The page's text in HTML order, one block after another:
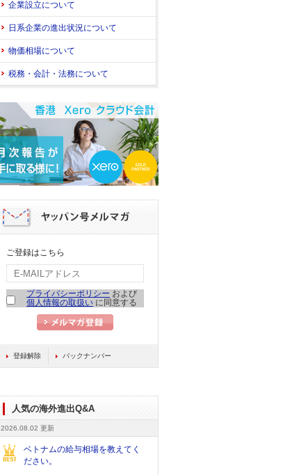
企業設立について
日系企業の進出状況について
物価相場について
税務・会計・法務について
ご登録はこちら
プライバシーポリシー および
個人情報の取扱い に同意する
登録解除 バックナンバー
人気の海外進出Q&A
2026.08.02 更新
ベトナムの給与相場を教えてく
ださい。